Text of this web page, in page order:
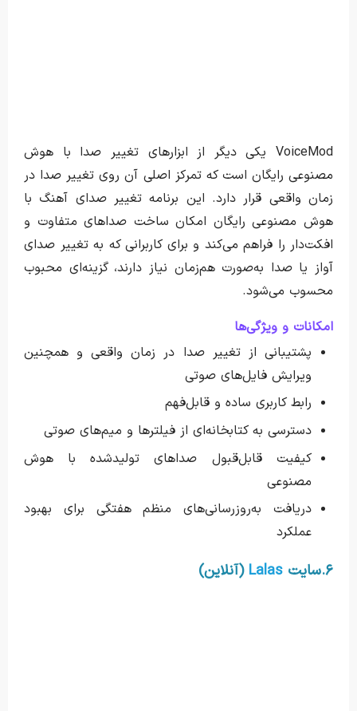
VoiceMod یکی دیگر از ابزارهای تغییر صدا با هوش
مصنوعی رایگان است که تمرکز اصلی آن روی تغییر صدا در
زمان واقعی قرار دارد. این برنامه تغییر صدای آهنگ با
هوش مصنوعی رایگان امکان ساخت صداهای متفاوت و
افکت‌دار را فراهم می‌کند و برای کاربرانی که به تغییر صدای
آواز یا صدا به‌صورت هم‌زمان نیاز دارند، گزینه‌ای محبوب
محسوب می‌شود.
امکانات و ویژگی‌ها
پشتیبانی از تغییر صدا در زمان واقعی و همچنین
ویرایش فایل‌های صوتی
رابط کاربری ساده و قابل‌فهم
دسترسی به کتابخانه‌ای از فیلترها و میم‌های صوتی
کیفیت قابل‌قبول صداهای تولیدشده با هوش
مصنوعی
دریافت به‌روزرسانی‌های منظم هفتگی برای بهبود
عملکرد
۶.سایت Lalas (آنلاین)